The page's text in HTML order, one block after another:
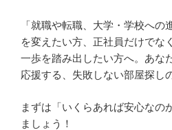
「就職や転職、大学・学校への
を変えたい方、正社員だけでな
一歩を踏み出したい方へ。あな
応援する、失敗しない部屋探し
まずは「いくらあれば安心なの
ましょう！